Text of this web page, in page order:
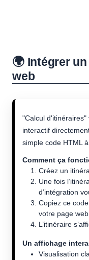
🌍 Intégrer
web
"Calcul d'itinéraires"
interactif
simple code HTML
Comment ça
Créez un
Une fois
d’intégration
Copiez ce
votre page
L’itinéraire
Un affichage
Visualisation